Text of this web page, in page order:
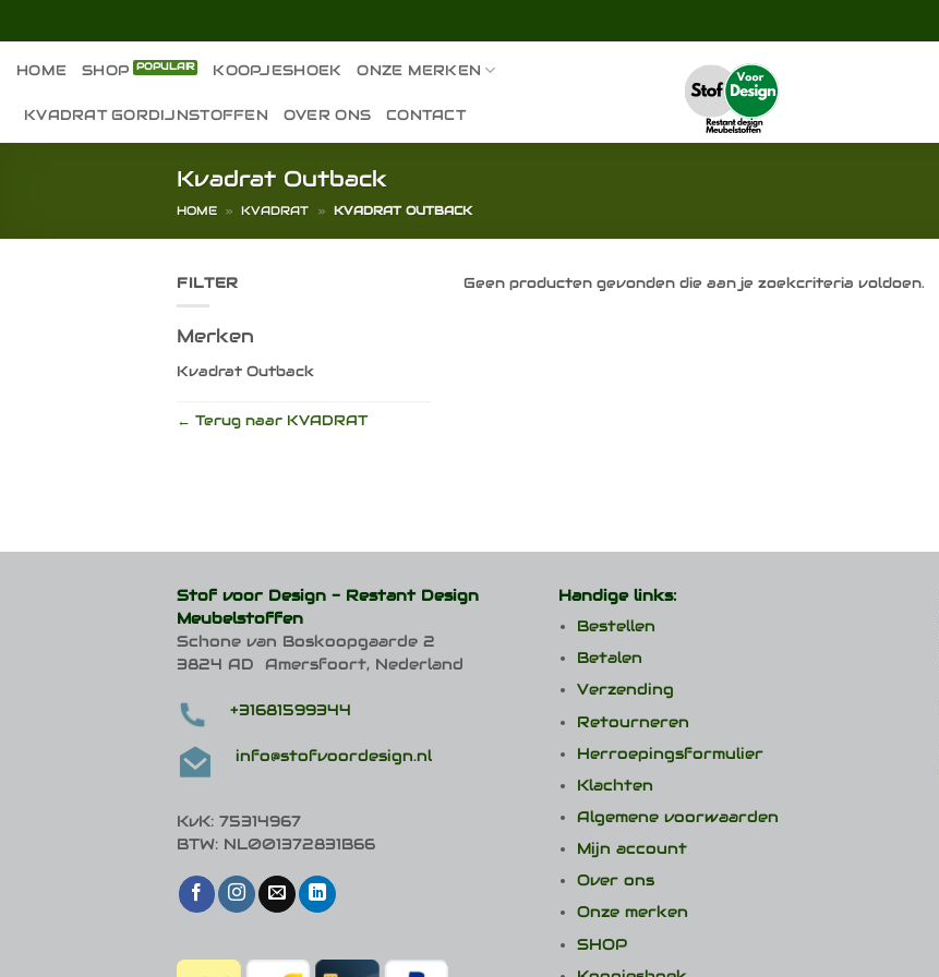
HOME SHOP KOOPJESHOEK ONZE MERKEN
KVADRAT GORDIJNSTOFFEN OVER ONS CONTACT
Kvadrat Outback
HOME » KVADRAT » KVADRAT OUTBACK
FILTER
Merken
Kvadrat Outback
← Terug naar KVADRAT
Geen producten gevonden die aan je zoekcriteria voldoen.
Stof voor Design - Restant Design
Meubelstoffen
Schone van Boskoopgaarde 2
3824 AD Amersfoort, Nederland
+31681599344
info@stofvoordesign.nl
KvK: 75314967
BTW: NL001372831B66
Handige links:
Bestellen
Betalen
Verzending
Retourneren
Herroepingsformulier
Klachten
Algemene voorwaarden
Mijn account
Over ons
Onze merken
SHOP